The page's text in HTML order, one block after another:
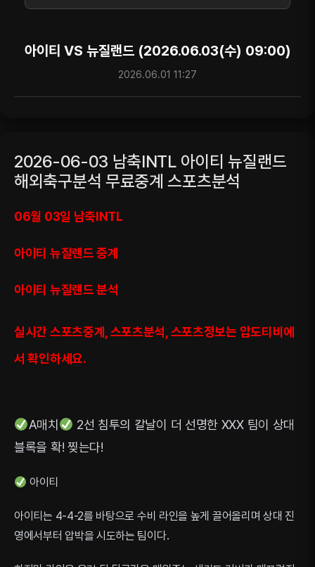
아이티 VS 뉴질랜드 (2026.06.03(수) 09:00)
2026.06.01 11:27
2026-06-03 남축INTL 아이티 뉴질랜드
해외축구분석 무료중계 스포츠분석
06월 03일 남축INTL
아이티 뉴질랜드 중계
아이티 뉴질랜드 분석
실시간 스포츠중계, 스포츠분석, 스포츠정보는 압도티비에
서 확인하세요.
A매치
2선 침투의 칼날이 더 선명한 XXX 팀이 상대
블록을 확! 찢는다!
아이티
아이티는 4-4-2를 바탕으로 수비 라인을 높게 끌어올리며 상대 진
영에서부터 압박을 시도하는 팀이다.